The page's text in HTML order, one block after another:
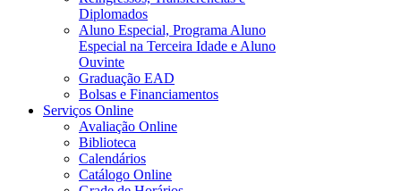
Diplomados
Aluno Especial, Programa Aluno
Especial na Terceira Idade e Aluno
Ouvinte
Graduação EAD
Bolsas e Financiamentos
Serviços Online
Avaliação Online
Biblioteca
Calendários
Catálogo Online